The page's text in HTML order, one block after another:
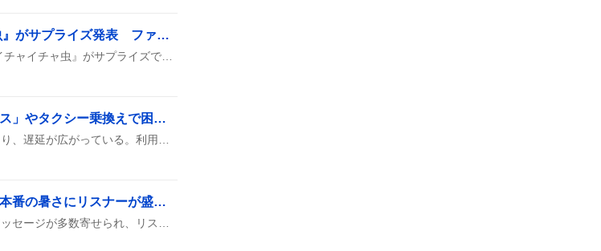
日向坂46、18枚目シングル『イチャイチャ虫』がサプライズ発表 ファン歓喜の声
東京モノレール遅延続く、利用者は「時間ロス」やタクシー乗換えで困惑の声
ラブメロ朝の放送で八木さんへおはよう！夏本番の暑さにリスナーが盛り上がる